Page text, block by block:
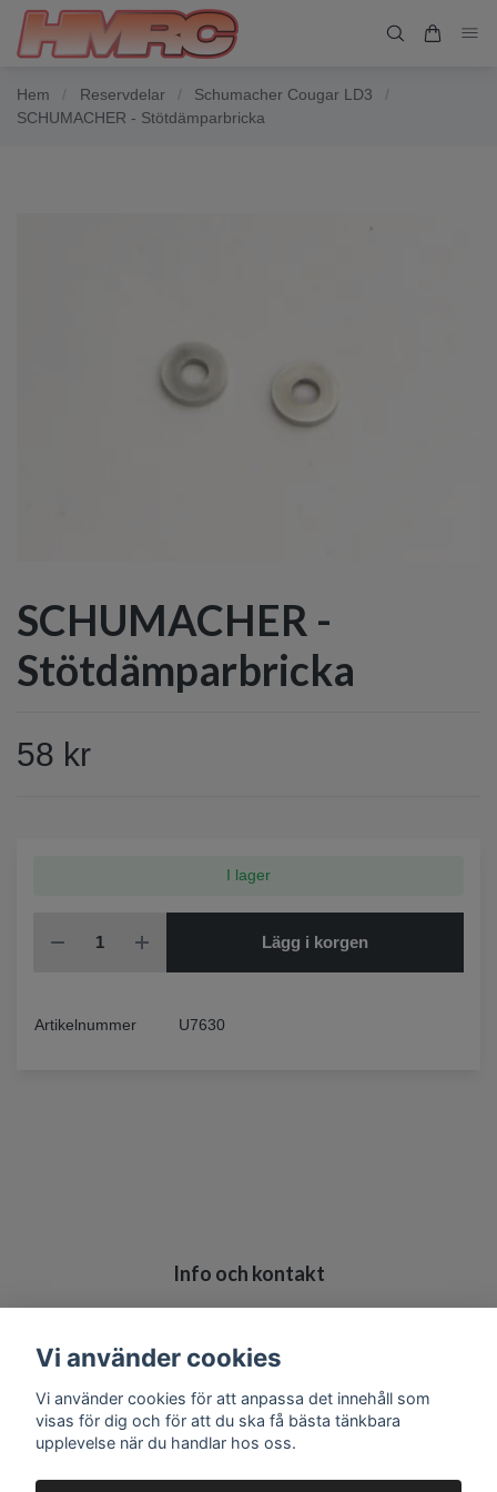
Hem / Reservdelar / Schumacher Cougar LD3
/
SCHUMACHER - Stötdämparbricka
SCHUMACHER -
Stötdämparbricka
58 kr
I lager
Lägg i korgen
Artikelnummer U7630
Info och kontakt
Kontakt
Vi använder cookies
Vi använder cookies för att anpassa det innehåll som
visas för dig och för att du ska få bästa tänkbara
upplevelse när du handlar hos oss.